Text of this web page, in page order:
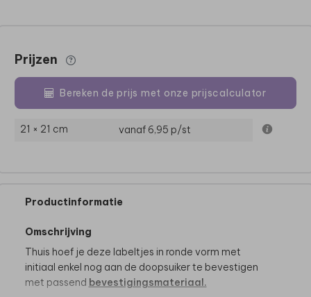
Prijzen
Bereken de prijs met onze prijscalculator
21 × 21 cm vanaf 6,95 p/st
Productinformatie
Omschrijving
Thuis hoef je deze labeltjes in ronde vorm met
initiaal enkel nog aan de doopsuiker te bevestigen
met passend bevestigingsmateriaal.